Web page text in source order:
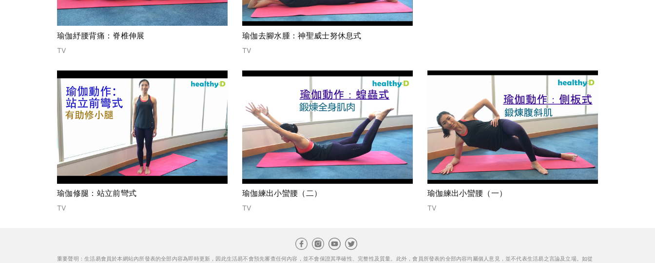
瑜伽紓腰背痛：脊椎伸展
TV
瑜伽去腳水腫：神聖威士努休息式
TV
瑜伽修腿：站立前彎式
TV
瑜伽練出小蠻腰（二）
TV
瑜伽練出小蠻腰（一）
TV
重要聲明：生活易會員於本網站內所發表的全部內容為即時更新，因此生活易不會預先審查任何內容，並不會保證其準確性、完整性及質量。此外，會員所發表的全部內容均屬個人意見，並不代表生活易之言論及立場。如從